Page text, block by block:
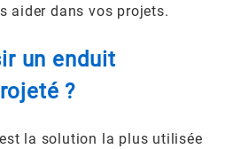
aider dans vos projets.
un enduit
?
est la solution la plus utilisée